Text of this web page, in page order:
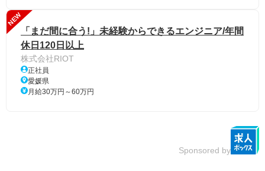
NEW
「まだ間に合う!」未経験からできるエンジニア/年間
休日120日以上
株式会社RIOT
正社員
愛媛県
月給30万円～60万円
Sponsored by